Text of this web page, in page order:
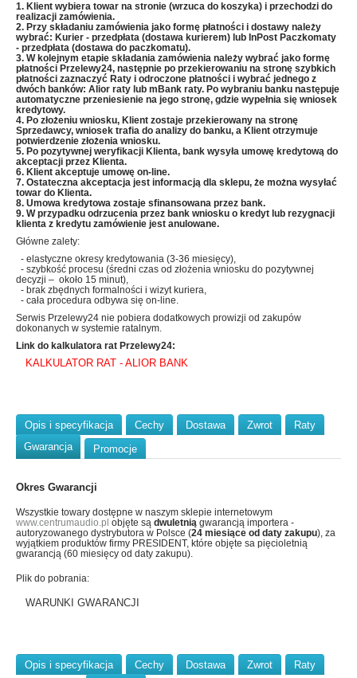
1. Klient wybiera towar na stronie (wrzuca do koszyka) i przechodzi do
realizacji zamówienia.
2. Przy składaniu zamówienia jako formę płatności i dostawy należy
wybrać: Kurier - przedpłata (dostawa kurierem) lub InPost Paczkomaty
- przedpłata (dostawa do paczkomatu).
3. W kolejnym etapie składania zamówienia należy wybrać jako formę
płatności Przelewy24, następnie po przekierowaniu na stronę szybkich
płatności zaznaczyć Raty i odroczone płatności i wybrać jednego z
dwóch banków: Alior raty lub mBank raty. Po wybraniu banku następuje
automatyczne przeniesienie na jego stronę, gdzie wypełnia się wniosek
kredytowy.
4. Po złożeniu wniosku, Klient zostaje przekierowany na stronę
Sprzedawcy, wniosek trafia do analizy do banku, a Klient otrzymuje
potwierdzenie złożenia wniosku.
5. Po pozytywnej weryfikacji Klienta, bank wysyła umowę kredytową do
akceptacji przez Klienta.
6. Klient akceptuje umowę on-line.
7. Ostateczna akceptacja jest informacją dla sklepu, że można wysyłać
towar do Klienta.
8. Umowa kredytowa zostaje sfinansowana przez bank.
9. W przypadku odrzucenia przez bank wniosku o kredyt lub rezygnacji
klienta z kredytu zamówienie jest anulowane.
Główne zalety:
- elastyczne okresy kredytowania (3-36 miesięcy),
- szybkość procesu (średni czas od złożenia wniosku do pozytywnej
decyzji – około 15 minut),
- brak zbędnych formalności i wizyt kuriera,
- cała procedura odbywa się on-line.
Serwis Przelewy24 nie pobiera dodatkowych prowizji od zakupów
dokonanych w systemie ratalnym.
Link do kalkulatora rat Przelewy24:
KALKULATOR RAT - ALIOR BANK
Opis i specyfikacja Cechy Dostawa Zwrot
Raty
Gwarancja
Promocje
Okres Gwarancji
Wszystkie towary dostępne w naszym sklepie internetowym
www.centrumaudio.pl objęte są dwuletnią gwarancją importera -
autoryzowanego dystrybutora w Polsce (24 miesiące od daty zakupu), za
wyjątkiem produktów firmy PRESIDENT, które objęte sa pięcioletnią
gwarancją (60 miesięcy od daty zakupu).
Plik do pobrania:
WARUNKI GWARANCJI
Opis i specyfikacja Cechy Dostawa Zwrot
Raty